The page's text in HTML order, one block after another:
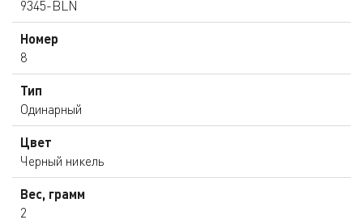
9345-BLN
Номер
8
Тип
Одинарный
Цвет
Черный никель
Вес, грамм
2